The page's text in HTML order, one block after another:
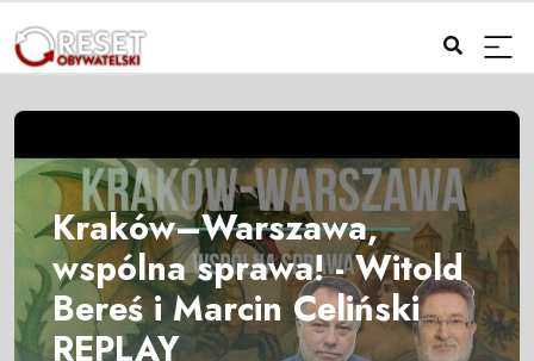
Kraków–Warszawa,
wspólna sprawa! - Witold
Bereś i Marcin Celiński
REPLAY